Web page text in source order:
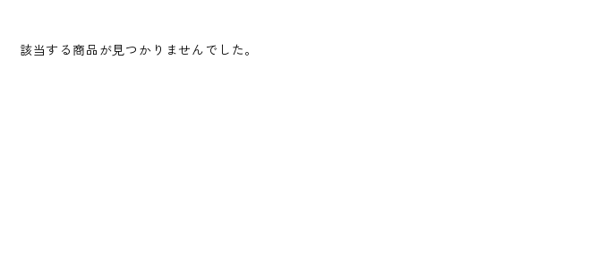
該当する商品が見つかりませんでした。